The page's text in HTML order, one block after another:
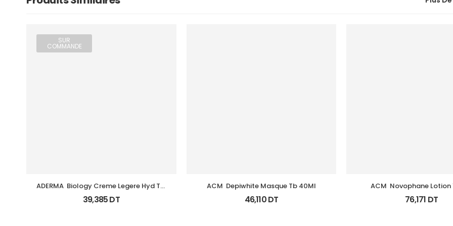
SUR
COMMANDE
ADERMA  Biology Creme Legere Hyd Tb
0Ml
39,385DT
ACM  Depiwhite Masque Tb 40Ml
46,110DT
ACM  Novophane Lotion
76,171 DT